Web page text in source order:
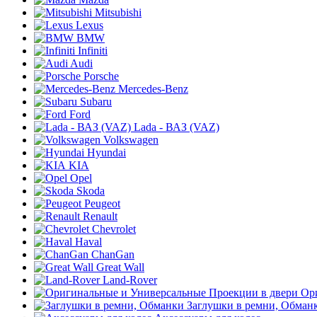
Mitsubishi
Lexus
BMW
Infiniti
Audi
Porsche
Mercedes-Benz
Subaru
Ford
Lada - ВАЗ (VAZ)
Volkswagen
Hyundai
KIA
Opel
Skoda
Peugeot
Renault
Chevrolet
Haval
ChanGan
Great Wall
Land-Rover
Заглушки в ремни,